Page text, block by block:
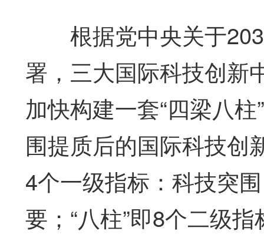
根据党中央关于
署，三大国际科技创新
加快构建一套“四梁八
围提质后的国际科技创
4个一级指标：科技突
要；“八柱”即8个二级